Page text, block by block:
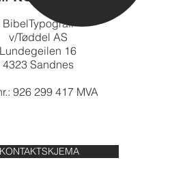
BibelTypografi
v/Tøddel AS
Lundegeilen 16
4323 Sandnes
926 299 417 MVA